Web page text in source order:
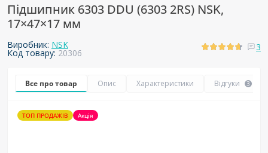
Підшипник 6303 DDU (6303 2RS) NSK,
17×47×17 мм
Виробник: NSK
Код товару:20306
3
Все про товар Опис Характеристики Відгуки 3
ТОП ПРОДАЖІВ Акція